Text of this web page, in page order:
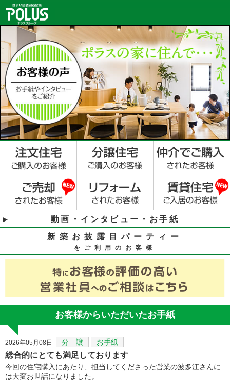
動画・インタビュー・お手紙
新築お披露目パーティー
をご利用のお客様
お客様からいただいたお手紙
2026年05月08日 分 譲 お手紙
総合的にとても満足しております
今回の住宅購入にあたり、担当してくださった営業の波多江さんに
は大変お世話になりました。